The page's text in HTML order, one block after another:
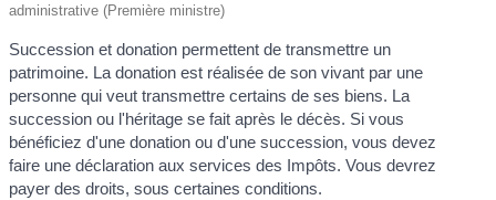
administrative (Première ministre)
Succession et donation permettent de transmettre un
patrimoine. La donation est réalisée de son vivant par une
personne qui veut transmettre certains de ses biens. La
succession ou l'héritage se fait après le décès. Si vous
bénéficiez d'une donation ou d'une succession, vous devez
faire une déclaration aux services des Impôts. Vous devrez
payer des droits, sous certaines conditions.